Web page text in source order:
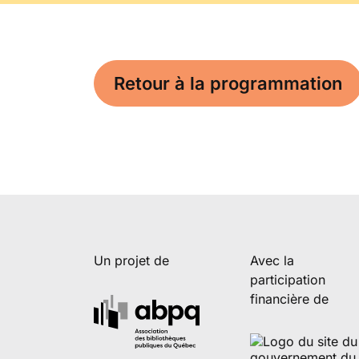
Retour à la programmation
Un projet de
Avec la
participation
financière de